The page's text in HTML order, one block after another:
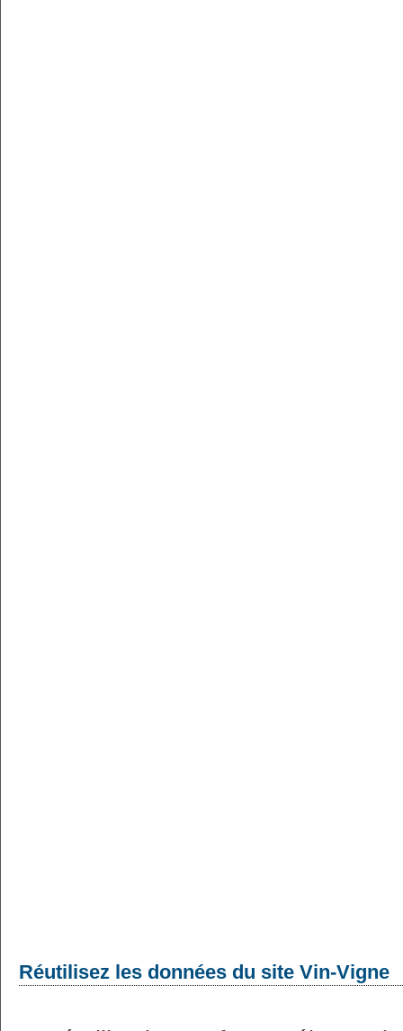
Réutilisez les données du site Vin-Vigne